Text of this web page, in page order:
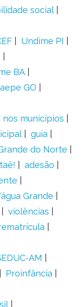
social
Undime PI
BA
GO
nos municípios
guia
do Norte
adesão
Grande
violências
AM
Proinfância